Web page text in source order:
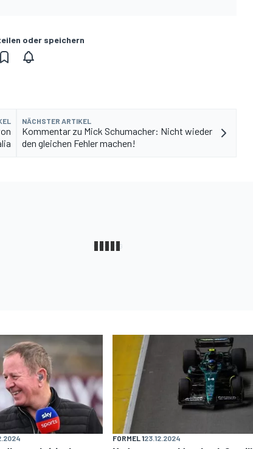
oder speichern
NÄCHSTER ARTIKEL
Kommentar zu Mick Schumacher: Nicht wieder
den gleichen Fehler machen!
FORMEL 123.12.2024